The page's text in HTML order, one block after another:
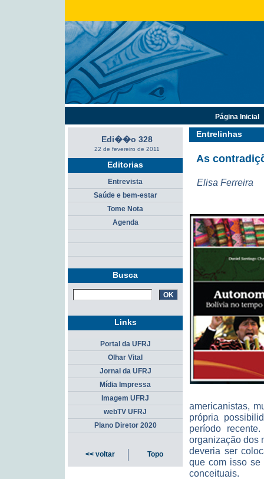
Entrelinhas
As
Elisa Ferreira
americanistas,
própria
período
organização dos
deveria ser
que com isso se
conceituais.
Edi��o 328
22 de fevereiro de 2011
Editorias
Entrevista
Saúde e bem-estar
Tome Nota
Agenda
Busca
Página Inicial
Links
Portal da UFRJ
Olhar Vital
Jornal da UFRJ
Mídia Impressa
Imagem UFRJ
webTV UFRJ
Plano Diretor 2020
<< voltar Topo